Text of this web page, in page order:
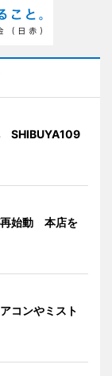
SHIBUYA109
再始動 本店を
コンやミスト